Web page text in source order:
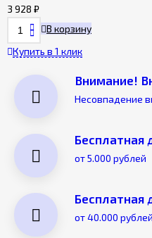
3 928 ₽
В корзину
Купить в 1 клик
Внимание!
Несовпадение
Бесплатная
от 5.000 рублей
Бесплатная
от 40.000 рублей